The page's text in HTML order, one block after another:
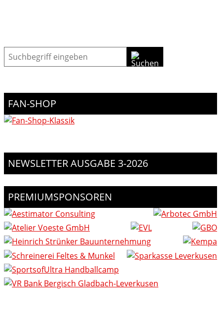
Suche
FAN-SHOP
NEWSLETTER AUSGABE 3-2026
PREMIUMSPONSOREN